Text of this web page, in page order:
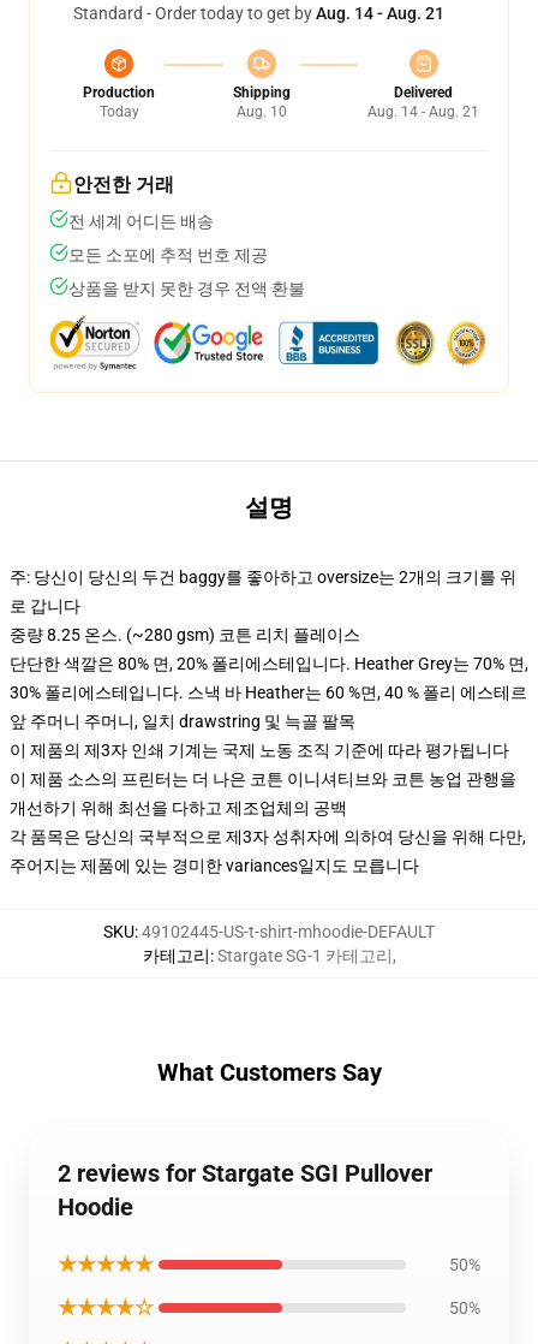
Standard - Order today to get byAug. 14 - Aug. 21
Production
Today
Shipping
Aug. 10
Delivered
Aug. 14 - Aug. 21
안전한 거래
전 세계 어디든 배송
모든 소포에 추적 번호 제공
상품을 받지 못한 경우 전액 환불
설명
주: 당신이 당신의 두건 baggy를 좋아하고 oversize는 2개의 크기를 위
로 갑니다
중량 8.25 온스. (~280 gsm) 코튼 리치 플레이스
단단한 색깔은 80% 면, 20% 폴리에스테입니다. Heather Grey는 70% 면,
30% 폴리에스테입니다. 스낵 바 Heather는 60 %면, 40 % 폴리 에스테르
앞 주머니 주머니, 일치 drawstring 및 늑골 팔목
이 제품의 제3자 인쇄 기계는 국제 노동 조직 기준에 따라 평가됩니다
이 제품 소스의 프린터는 더 나은 코튼 이니셔티브와 코튼 농업 관행을
개선하기 위해 최선을 다하고 제조업체의 공백
각 품목은 당신의 국부적으로 제3자 성취자에 의하여 당신을 위해 다만,
주어지는 제품에 있는 경미한 variances일지도 모릅니다
SKU:49102445-US-t-shirt-mhoodie-DEFAULT
카테고리:Stargate SG-1 카테고리,
What Customers Say
2 reviews for Stargate SGI Pullover
Hoodie
★★★★★ 50%
★★★★☆ 50%